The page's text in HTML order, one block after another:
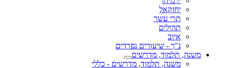
יחזקאל
תרי עשר
תהילים
איוב
נ"ך - שיעורים נפרדים
משנה, תלמוד, מדרשים
משנה, תלמוד, מדרשים - כללי